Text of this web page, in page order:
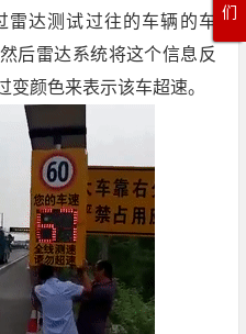
达测试过往的车辆的车
后雷达系统将这个信息反
颜色来表示该车超速。
们